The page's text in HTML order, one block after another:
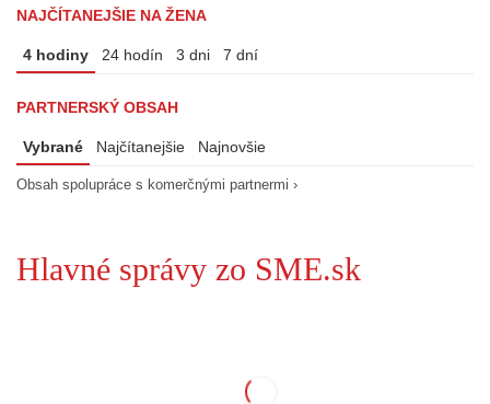
NAJČÍTANEJŠIE NA ŽENA
4 hodiny 24 hodín 3 dni 7 dní
PARTNERSKÝ OBSAH
Vybrané Najčítanejšie Najnovšie
Obsah spolupráce s komerčnými partnermi ›
Hlavné správy zo SME.sk